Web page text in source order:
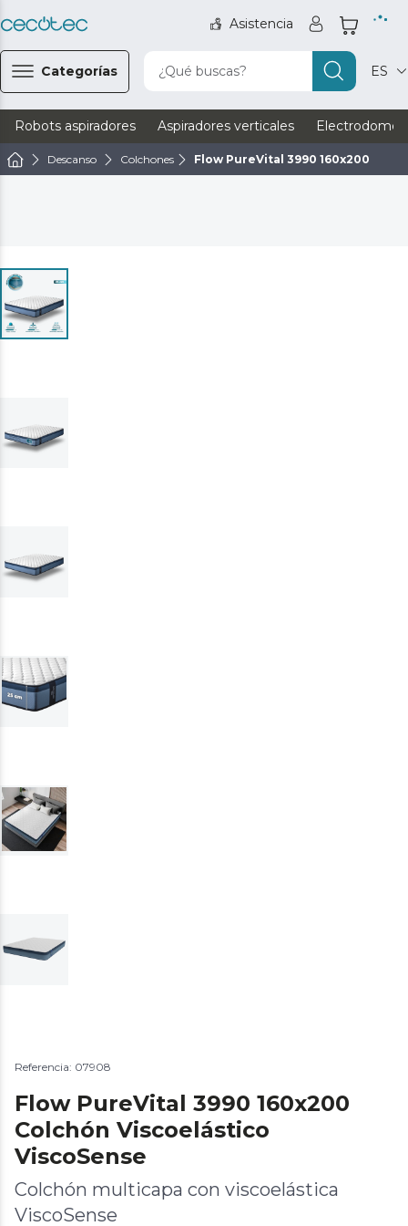
Asistencia
Categorías ¿Qué buscas? ES
Robots aspiradores Aspiradores verticales
Descanso Colchones Flow PureVital 3990 160x200
Referencia: 07908
Flow PureVital 3990 160x200
Colchón Viscoelástico
ViscoSense
Colchón multicapa con viscoelástica
ViscoSense